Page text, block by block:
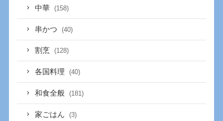
中華 (158)
串かつ (40)
割烹 (128)
各国料理 (40)
和食全般 (181)
家ごはん (3)